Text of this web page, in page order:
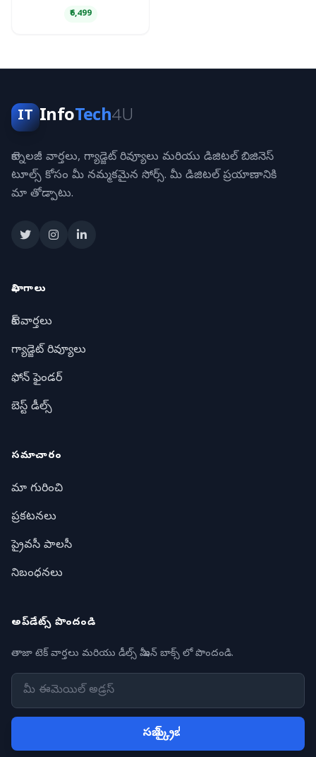
₹6,499
IT InfoTech4U
టెక్నాలజీ వార్తలు, గ్యాడ్జెట్ రివ్యూలు మరియు డిజిటల్ బిజినెస్
టూల్స్ కోసం మీ నమ్మకమైన సోర్స్. మీ డిజిటల్ ప్రయాణానికి
మా తోడ్పాటు.
విభాగాలు
టెక్ వార్తలు
గ్యాడ్జెట్ రివ్యూలు
ఫోన్ ఫైండర్
బెస్ట్ డీల్స్
సమాచారం
మా గురించి
ప్రకటనలు
ప్రైవసీ పాలసీ
నిబంధనలు
అప్‌డేట్స్ పొందండి
తాజా టెక్ వార్తలు మరియు డీల్స్ మీ ఇన్ బాక్స్ లో పొందండి.
సబ్ స్క్రైబ్